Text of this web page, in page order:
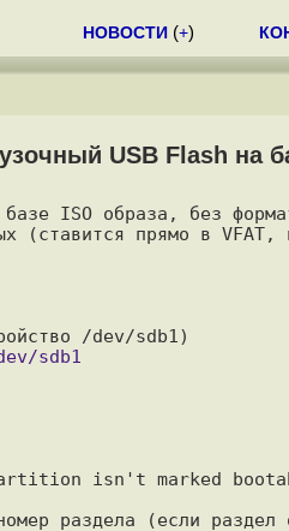
НОВОСТИ (+)
USB Flash на
ISO образа, без
(ставится прямо в VFAT,